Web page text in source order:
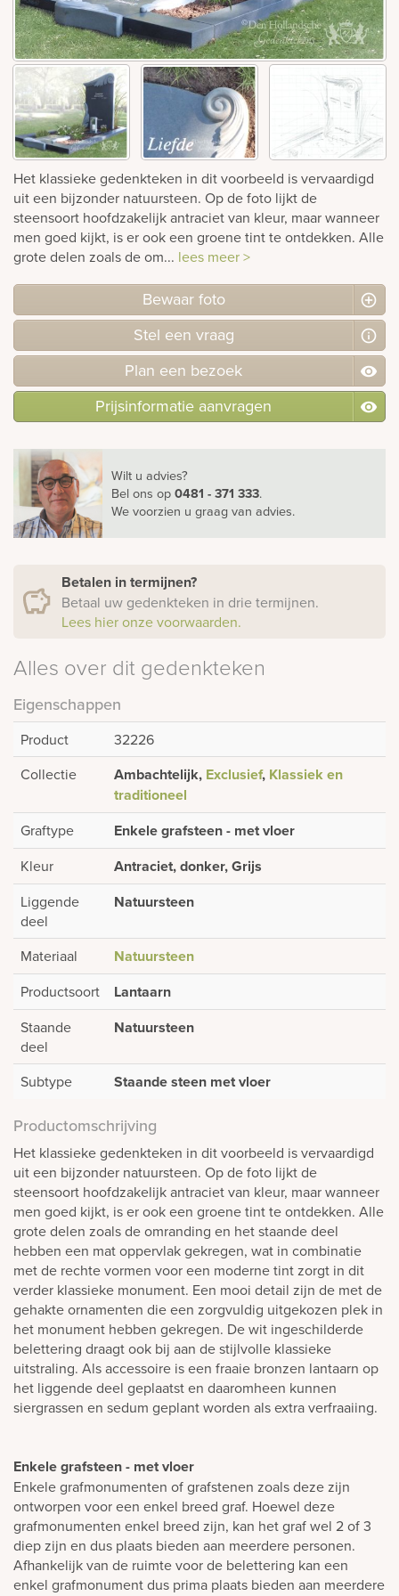
Bekijk
ook:
Het klassieke gedenkteken in dit voorbeeld is vervaardigd
uit een bijzonder natuursteen. Op de foto lijkt de
steensoort hoofdzakelijk antraciet van kleur, maar wanneer
men goed kijkt, is er ook een groene tint te ontdekken. Alle
grote delen zoals de om... lees meer >
Bewaar foto
Stel een vraag
Plan een bezoek
Prijsinformatie aanvragen
Wilt u advies?
Bel ons op0481 - 371 333.
We voorzien u graag van advies.
Betalen in termijnen?
Betaal uw gedenkteken in drie termijnen.
Lees hier onze voorwaarden.
Alles over dit gedenkteken
Eigenschappen
Product
32226
Collectie
Ambachtelijk, Exclusief, Klassiek en
traditioneel
Graftype Enkele grafsteen - met vloer
Kleur Antraciet, donker, Grijs
Liggende
deel
Natuursteen
Materiaal Natuursteen
Productsoort Lantaarn
Staande
deel
Natuursteen
Subtype Staande steen met vloer
Productomschrijving
Het klassieke gedenkteken in dit voorbeeld is vervaardigd
uit een bijzonder natuursteen. Op de foto lijkt de
steensoort hoofdzakelijk antraciet van kleur, maar wanneer
men goed kijkt, is er ook een groene tint te ontdekken. Alle
grote delen zoals de omranding en het staande deel
hebben een mat oppervlak gekregen, wat in combinatie
met de rechte vormen voor een moderne tint zorgt in dit
verder klassieke monument. Een mooi detail zijn de met de
gehakte ornamenten die een zorgvuldig uitgekozen plek in
het monument hebben gekregen. De wit ingeschilderde
belettering draagt ook bij aan de stijlvolle klassieke
uitstraling. Als accessoire is een fraaie bronzen lantaarn op
het liggende deel geplaatst en daaromheen kunnen
siergrassen en sedum geplant worden als extra verfraaiing.
Enkele grafsteen - met vloer
Enkele grafmonumenten of grafstenen zoals deze zijn
ontworpen voor een enkel breed graf. Hoewel deze
grafmonumenten enkel breed zijn, kan het graf wel 2 of 3
diep zijn en dus plaats bieden aan meerdere personen.
Afhankelijk van de ruimte voor de belettering kan een
enkel grafmonument dus prima plaats bieden aan meerdere